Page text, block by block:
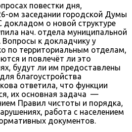
повестки дня,
ом заседании городской Думы
докладом о новой структуре
нач. отдела муниципальной
к докладчику у
по территориальным отделам,
и повлечёт ли это
будут ли им предоставлены
благоустройства
ответила, что функции
их основная задача —
Правил чистоты и порядка,
работа с населением
документов.